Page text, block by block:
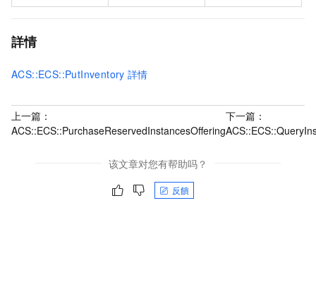
詳情
ACS::ECS::PutInventory 詳情
上一篇：
ACS::ECS::PurchaseReservedInstancesOffering
下一篇：
该文章对您有帮助吗？
反饋